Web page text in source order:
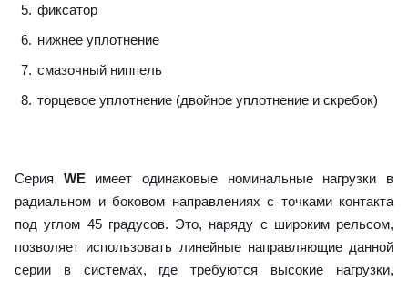
фиксатор
нижнее уплотнение
смазочный ниппель
торцевое уплотнение (двойное уплотнение и скребок)
Серия WEимеет одинаковые номинальные нагрузки в
радиальном и боковом направлениях с точками контакта
под углом 45 градусов. Это, наряду с широким рельсом,
позволяет использовать линейные направляющие данной
серии в системах, где требуются высокие нагрузки,